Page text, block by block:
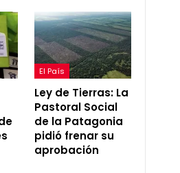
El País
Ley de Tierras: La
Pastoral Social
de la Patagonia
pidió frenar su
aprobación